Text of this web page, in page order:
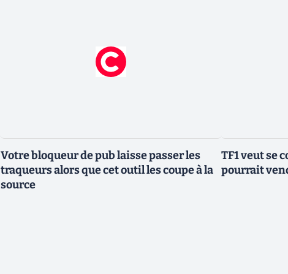
Votre bloqueur de pub laisse passer les
traqueurs alors que cet outil les coupe à la
source
TF1 veut se
pourrait